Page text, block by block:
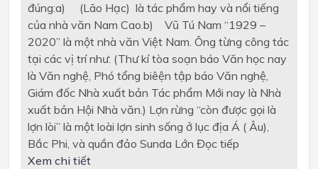
đúng:a) (Lão Hạc) là tác phẩm hay và nổi tiếng
của nhà văn Nam Cao.b) Vũ Tú Nam “1929 –
2020” là một nhà văn Việt Nam. Ông từng công tác
tại các vị trí như: (Thư kí tòa soạn báo Văn học nay
là Văn nghệ, Phó tổng biêện tập báo Văn nghệ,
Giám đốc Nhà xuất bản Tác phẩm Mới nay là Nhà
xuất bản Hội Nhà văn.) Lợn rừng “còn được gọi là
lợn lòi” là một loài lợn sinh sống ở lục địa Á ( Âu),
Bắc Phi, và quần đảo Sunda Lớn Đọc tiếp
Xem chi tiết